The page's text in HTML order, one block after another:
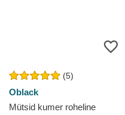
(5)
Oblack
Mütsid kumer roheline